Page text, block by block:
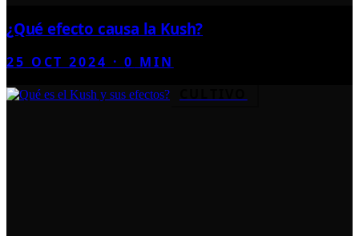
¿Qué efecto causa la Kush?
25 OCT 2024 ·0 MIN